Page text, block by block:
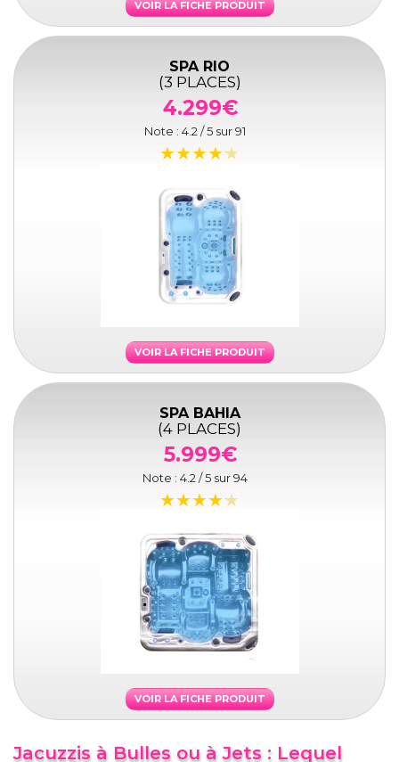
VOIR LA FICHE PRODUIT
SPA RIO
(3 PLACES)
4.299€
Note : 4.2 / 5 sur91
VOIR LA FICHE PRODUIT
SPA BAHIA
(4 PLACES)
5.999€
Note : 4.2 / 5 sur94
VOIR LA FICHE PRODUIT
Jacuzzis à Bulles ou à Jets : Lequel